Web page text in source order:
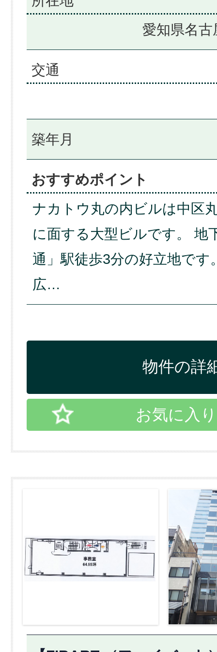
愛知県名
交通
築年月
おすすめポイント
ナカトウ丸の内ビルは中区
に面する大型ビルです。 地
通」駅徒歩3分の好立地で
広…
物件の詳
お気に入